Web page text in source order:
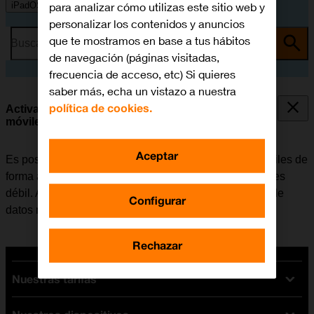
iPadOS 18
Busca por problema o tema
Activar o desactivar el uso automático de datos
móviles
Es posible configurar la tablet para que use datos móviles de
forma automática cuando la conexión a una red Wi-Fi es
débil. Antes de activar o desactivar el uso automático de
datos móviles, es necesario
activar los datos móviles
Nuestras tarifas
para analizar cómo utilizas este sitio web y
personalizar los contenidos y anuncios
que te mostramos en base a tus hábitos
de navegación (páginas visitadas,
frecuencia de acceso, etc) Si quieres
saber más, echa un vistazo a nuestra
política de cookies.
Configurar
Rechazar
Aceptar